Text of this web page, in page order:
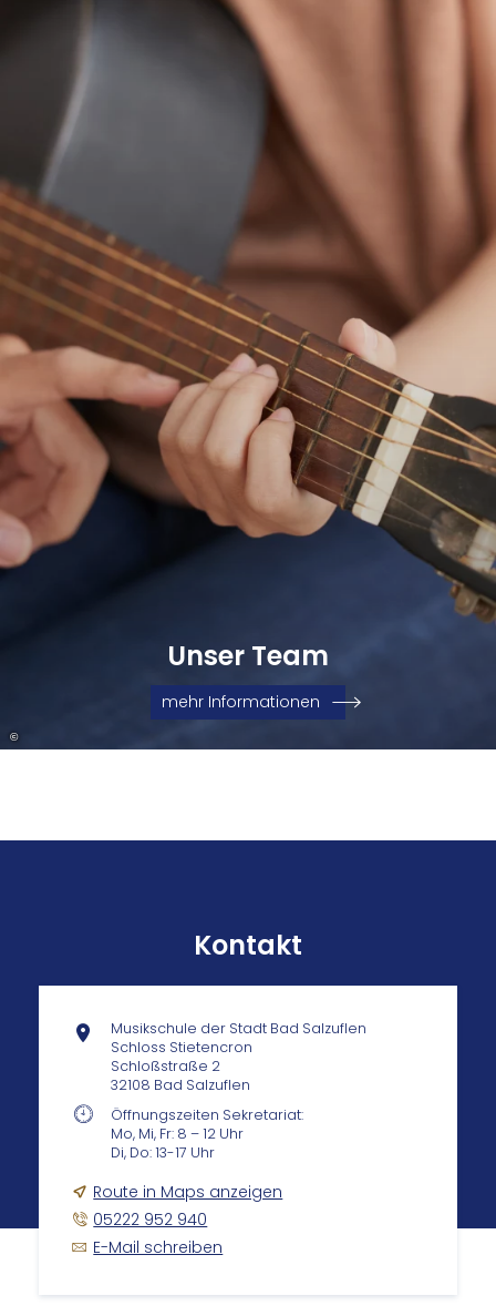
©
Unser Team
mehr Informationen
Kontakt
Musikschule der Stadt Bad Salzuflen
Schloss Stietencron
Schloßstraße 2
32108 Bad Salzuflen
Öffnungszeiten Sekretariat:
Mo, Mi, Fr: 8 – 12 Uhr
Di, Do: 13-17 Uhr
Route in Maps anzeigen
05222 952 940
E-Mail schreiben